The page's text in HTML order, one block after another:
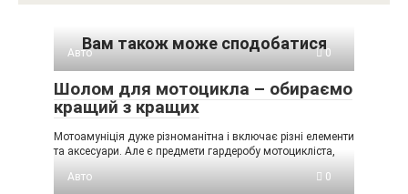
Вам також може сподобатися
Авто 0
Шолом для мотоцикла – обираємо
кращий з кращих
Мотоамуніція дуже різноманітна і включає різні елементи
та аксесуари. Але є предмети гардеробу мотоцикліста,
Авто
0